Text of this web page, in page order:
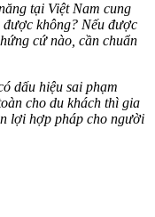
tại Việt Nam cung
không? Nếu được
cứ nào, cần chuẩn
dấu hiệu sai phạm
cho du khách thì gia
lợi hợp pháp cho người